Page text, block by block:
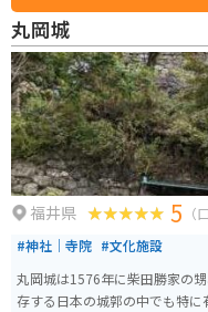
丸岡城
福井県 5 （
#神社｜寺院 #文化施設
丸岡城は1576年に柴田勝家の
存する日本の城郭の中でも特